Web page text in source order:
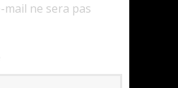
ne sera pas